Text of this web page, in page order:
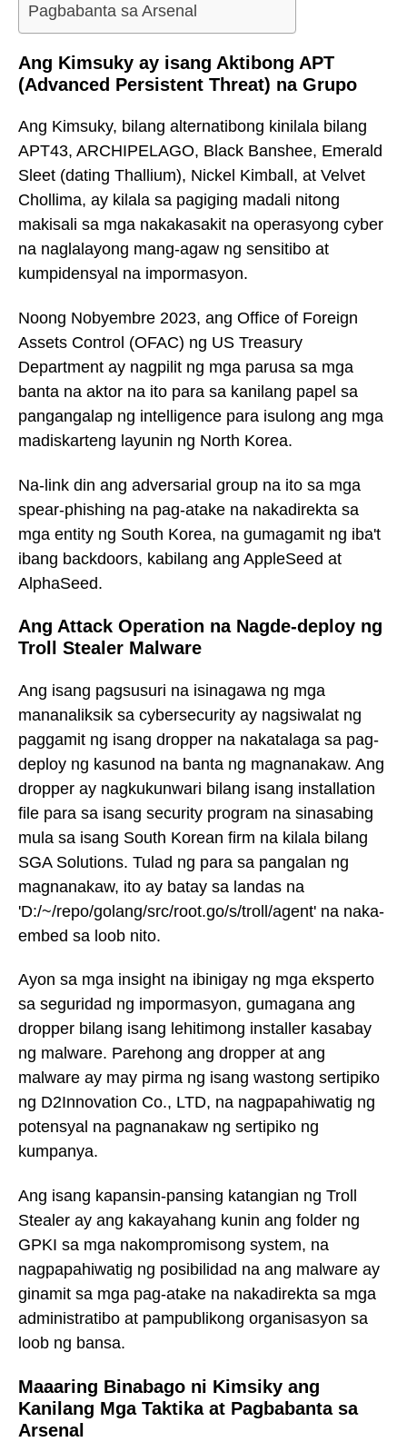
Pagbabanta sa Arsenal
Ang Kimsuky ay isang Aktibong APT
(Advanced Persistent Threat) na Grupo
Ang Kimsuky, bilang alternatibong kinilala bilang
APT43, ARCHIPELAGO, Black Banshee, Emerald
Sleet (dating Thallium), Nickel Kimball, at Velvet
Chollima, ay kilala sa pagiging madali nitong
makisali sa mga nakakasakit na operasyong cyber
na naglalayong mang-agaw ng sensitibo at
kumpidensyal na impormasyon.
Noong Nobyembre 2023, ang Office of Foreign
Assets Control (OFAC) ng US Treasury
Department ay nagpilit ng mga parusa sa mga
banta na aktor na ito para sa kanilang papel sa
pangangalap ng intelligence para isulong ang mga
madiskarteng layunin ng North Korea.
Na-link din ang adversarial group na ito sa mga
spear-phishing na pag-atake na nakadirekta sa
mga entity ng South Korea, na gumagamit ng iba't
ibang backdoors, kabilang ang AppleSeed at
AlphaSeed.
Ang Attack Operation na Nagde-deploy ng
Troll Stealer Malware
Ang isang pagsusuri na isinagawa ng mga
mananaliksik sa cybersecurity ay nagsiwalat ng
paggamit ng isang dropper na nakatalaga sa pag-
deploy ng kasunod na banta ng magnanakaw. Ang
dropper ay nagkukunwari bilang isang installation
file para sa isang security program na sinasabing
mula sa isang South Korean firm na kilala bilang
SGA Solutions. Tulad ng para sa pangalan ng
magnanakaw, ito ay batay sa landas na
'D:/~/repo/golang/src/root.go/s/troll/agent' na naka-
embed sa loob nito.
Ayon sa mga insight na ibinigay ng mga eksperto
sa seguridad ng impormasyon, gumagana ang
dropper bilang isang lehitimong installer kasabay
ng malware. Parehong ang dropper at ang
malware ay may pirma ng isang wastong sertipiko
ng D2Innovation Co., LTD, na nagpapahiwatig ng
potensyal na pagnanakaw ng sertipiko ng
kumpanya.
Ang isang kapansin-pansing katangian ng Troll
Stealer ay ang kakayahang kunin ang folder ng
GPKI sa mga nakompromisong system, na
nagpapahiwatig ng posibilidad na ang malware ay
ginamit sa mga pag-atake na nakadirekta sa mga
administratibo at pampublikong organisasyon sa
loob ng bansa.
Maaaring Binabago ni Kimsiky ang
Kanilang Mga Taktika at Pagbabanta sa
Arsenal